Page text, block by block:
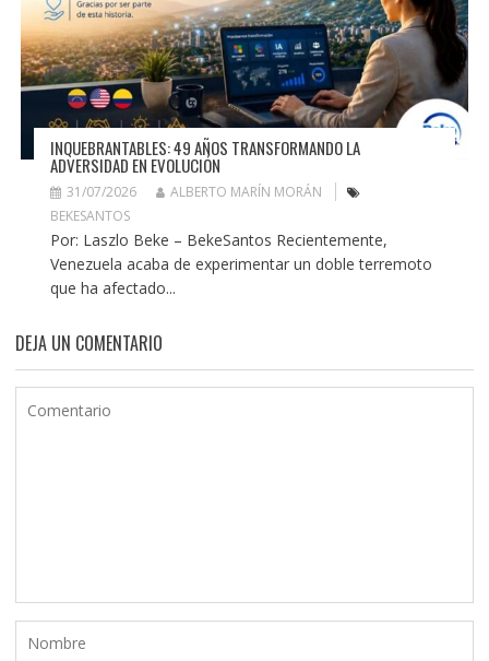
INQUEBRANTABLES: 49 AÑOS TRANSFORMANDO LA
ADVERSIDAD EN EVOLUCIÓN
31/07/2026
ALBERTO MARÍN MORÁN
BEKESANTOS
Por: Laszlo Beke – BekeSantos Recientemente,
Venezuela acaba de experimentar un doble terremoto
que ha afectado...
DEJA UN COMENTARIO